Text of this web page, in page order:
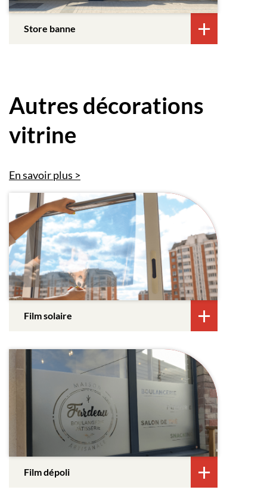
Store banne
Autres décorations
vitrine
En savoir plus
Film solaire
Film dépoli